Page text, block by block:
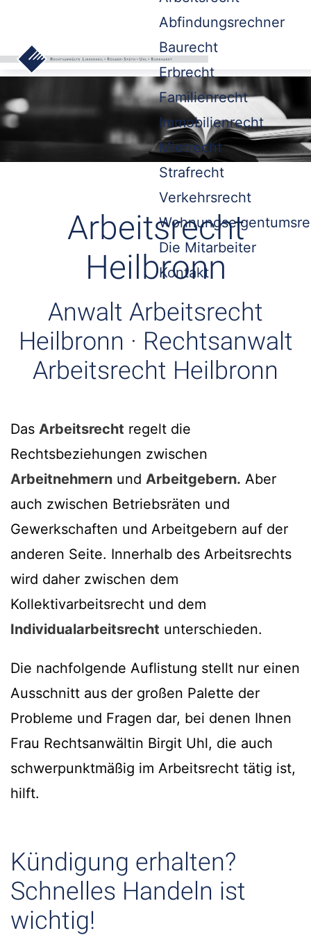
Abfindungsrechner
Baurecht
Erbrecht
Familienrecht
Immobilienrecht
Mietrecht
Strafrecht
Verkehrsrecht
Die Mitarbeiter
Kontakt
Arbeitsrecht
Heilbronn
Anwalt Arbeitsrecht
Heilbronn · Rechtsanwalt
Arbeitsrecht Heilbronn
Das Arbeitsrecht regelt die
Rechtsbeziehungen zwischen
Arbeitnehmern und Arbeitgebern. Aber
auch zwischen Betriebsräten und
Gewerkschaften und Arbeitgebern auf der
anderen Seite. Innerhalb des Arbeitsrechts
wird daher zwischen dem
Kollektivarbeitsrecht und dem
Individualarbeitsrecht unterschieden.
Die nachfolgende Auflistung stellt nur einen
Ausschnitt aus der großen Palette der
Probleme und Fragen dar, bei denen Ihnen
Frau Rechtsanwältin Birgit Uhl, die auch
schwerpunktmäßig im Arbeitsrecht tätig ist,
hilft.
Kündigung erhalten?
Schnelles Handeln ist
wichtig!